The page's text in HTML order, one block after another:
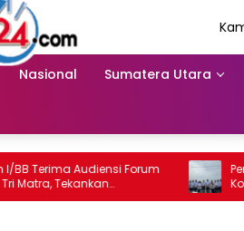
Nasional Sumatera Utara
Forum
Pers
Percepat NPGT dan
Kota Tanjungbalai
Kanwil BPN Provsu